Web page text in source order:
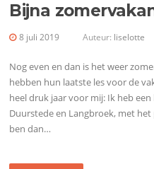
Bijna
8 juli 2019 Auteur: liselotte
Nog even en dan is het weer
hebben hun laatste les voor de
heel druk jaar voor mij: Ik heb
Duurstede en Langbroek, met het
ben dan…